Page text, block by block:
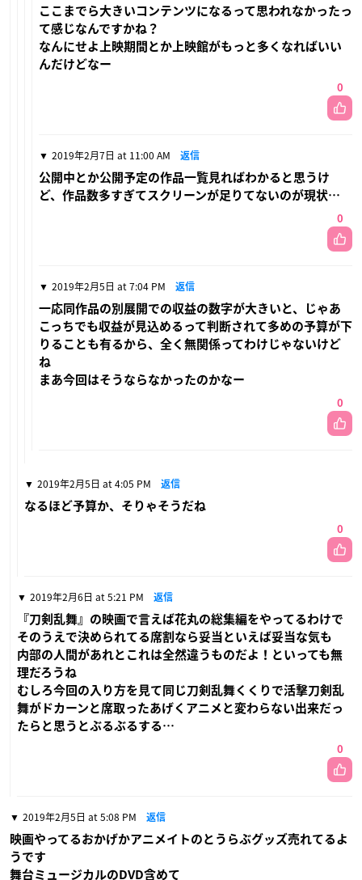
ここまでら大きいコンテンツになるって思われなかったっ
て感じなんですかね？
なんにせよ上映期間とか上映館がもっと多くなればいい
んだけどなー
0
2019年2月7日 at 11:00 AM 返信
公開中とか公開予定の作品一覧見ればわかると思うけ
ど、作品数多すぎてスクリーンが足りてないのが現状…
0
2019年2月5日 at 7:04 PM 返信
一応同作品の別展開での収益の数字が大きいと、じゃあ
こっちでも収益が見込めるって判断されて多めの予算が下
りることも有るから、全く無関係ってわけじゃないけど
ね
まあ今回はそうならなかったのかなー
0
2019年2月5日 at 4:05 PM 返信
なるほど予算か、そりゃそうだね
0
2019年2月6日 at 5:21 PM 返信
『刀剣乱舞』の映画で言えば花丸の総集編をやってるわけで
そのうえで決められてる席割なら妥当といえば妥当な気も
内部の人間があれとこれは全然違うものだよ！といっても無
理だろうね
むしろ今回の入り方を見て同じ刀剣乱舞くくりで活撃刀剣乱
舞がドカーンと席取ったあげくアニメと変わらない出来だっ
たらと思うとぶるぶるする…
0
2019年2月5日 at 5:08 PM 返信
映画やってるおかげかアニメイトのとうらぶグッズ売れてるよ
うです
舞台ミュージカルのDVD含めて